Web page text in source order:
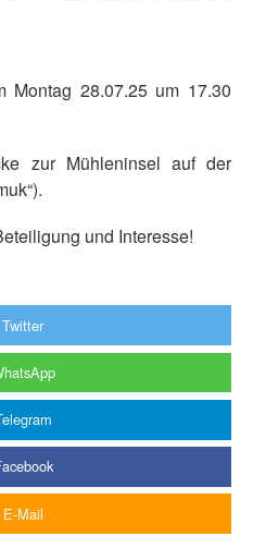
Montag 28.07.25 um 17.30
zur Mühleninsel auf der
und Interesse!
Twitter
E-Mail